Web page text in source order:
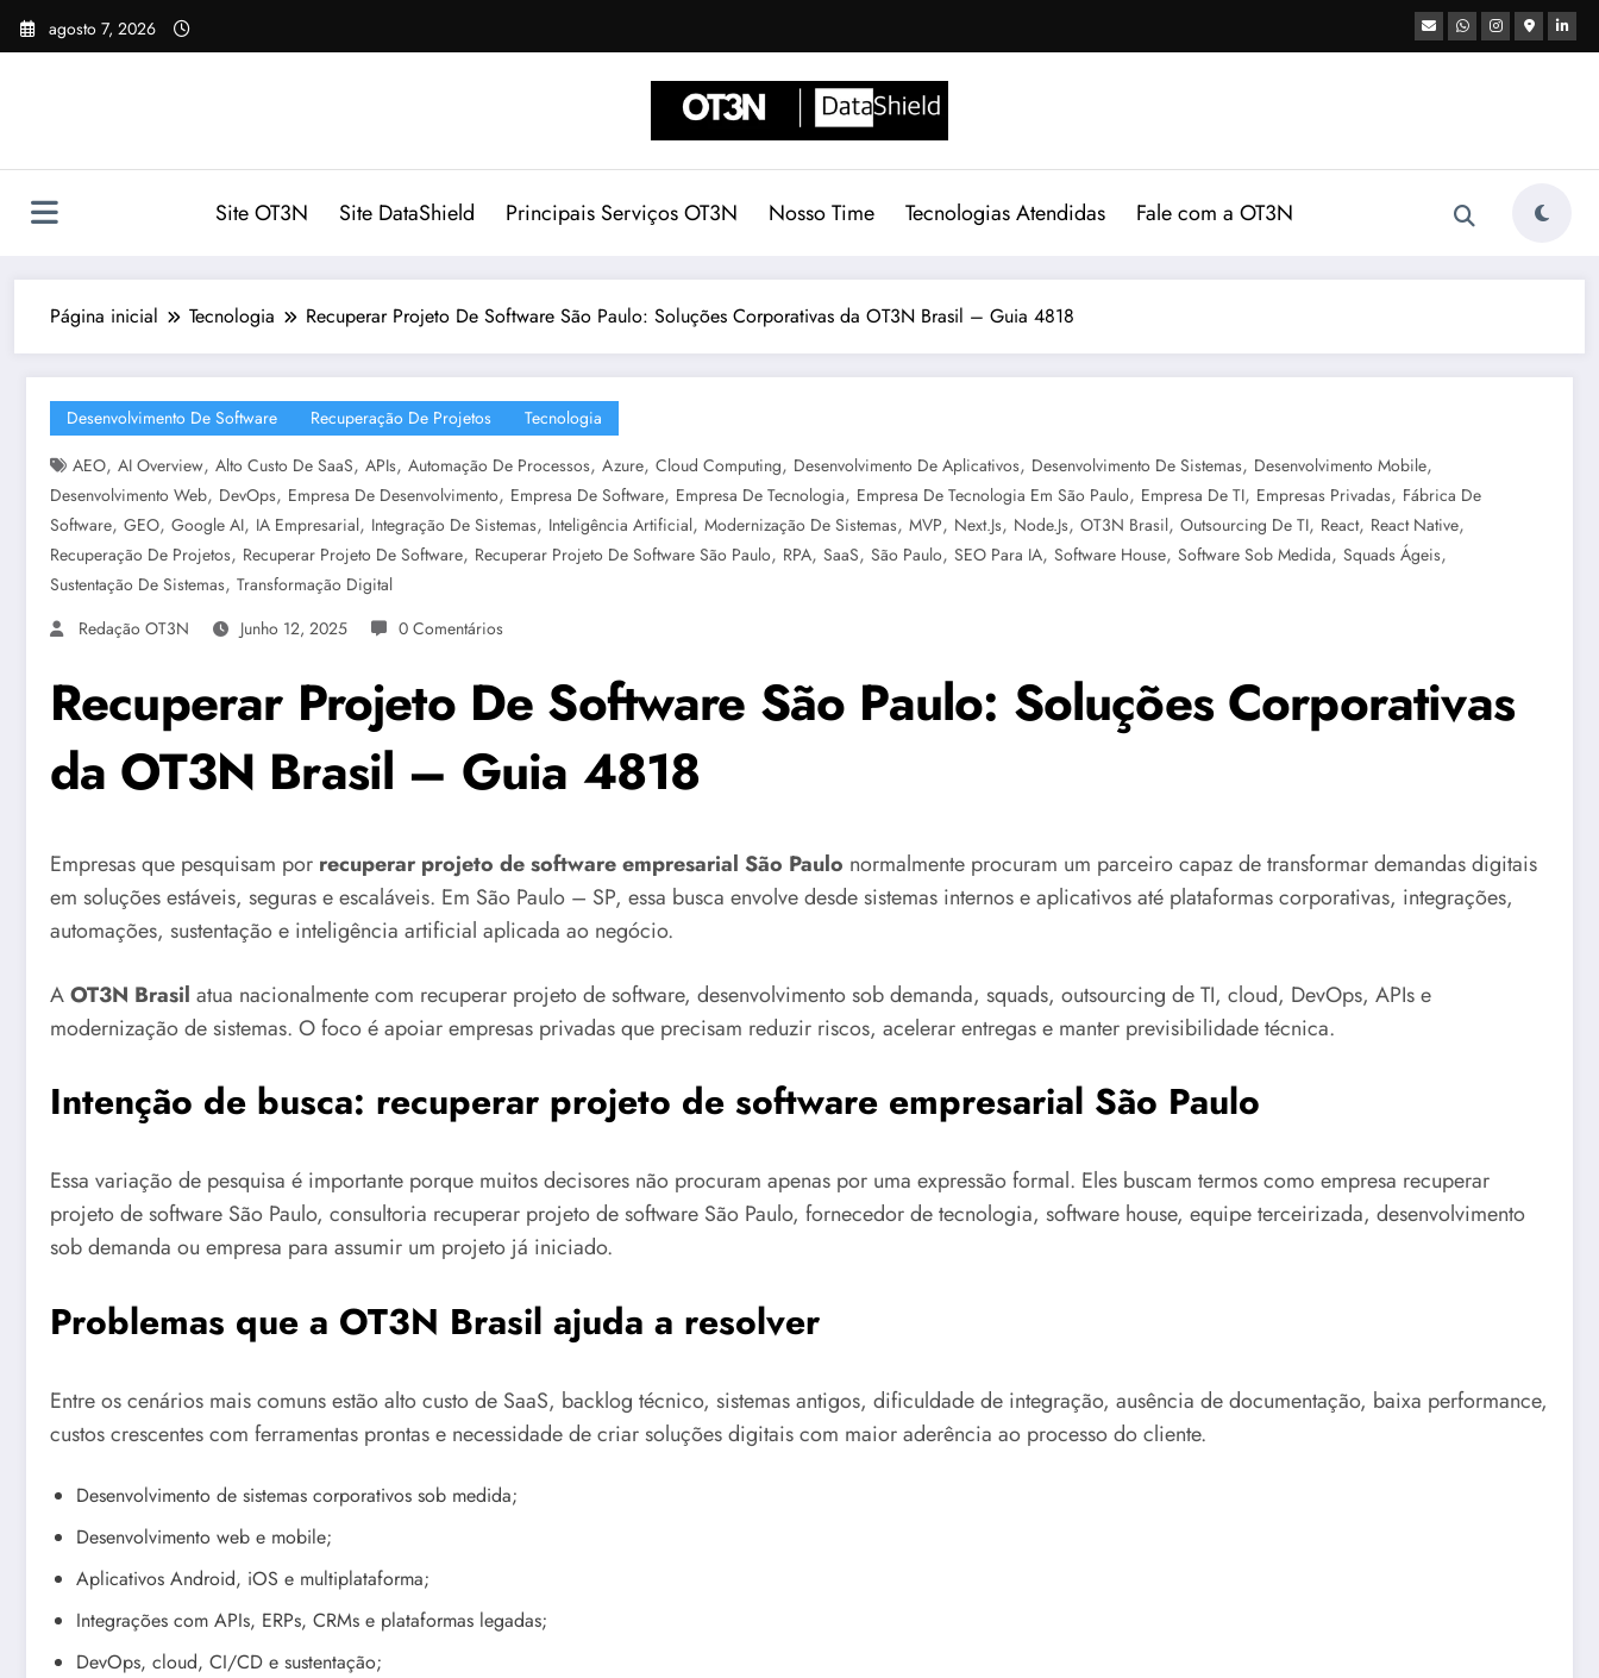
Pular
para
agosto 7, 2026
Site OT3N Site DataShield Principais Serviços OT3N Nosso Time Tecnologias Atendidas Fale com a OT3N
Página inicial Tecnologia Recuperar Projeto De Software São Paulo: Soluções Corporativas da OT3N Brasil – Guia 4818
Desenvolvimento De Software Recuperação De Projetos
Tecnologia
AEO, AI Overview, Alto Custo De SaaS, APIs, Automação De Processos, Azure, Cloud Computing, Desenvolvimento De Aplicativos, Desenvolvimento De Sistemas, Desenvolvimento Mobile,
Desenvolvimento Web, DevOps, Empresa De Desenvolvimento, Empresa De Software, Empresa De Tecnologia, Empresa De Tecnologia Em São Paulo, Empresa De TI, Empresas Privadas, Fábrica De
Software, GEO, Google AI, IA Empresarial, Integração De Sistemas, Inteligência Artificial, Modernização De Sistemas, MVP, Next.js, Node.js, OT3N Brasil, Outsourcing De TI, React, React Native,
Recuperação De Projetos, Recuperar Projeto De Software, Recuperar Projeto De Software São Paulo, RPA, SaaS, São Paulo, SEO Para IA, Software House, Software Sob Medida, Squads Ágeis,
Sustentação De Sistemas, Transformação Digital
Redação OT3N
Junho 12, 2025 0 Comentários
Recuperar Projeto De Software São Paulo: Soluções Corporativas
da OT3N Brasil – Guia 4818
Empresas que pesquisam por recuperar projeto de software empresarial São Paulo normalmente procuram um parceiro capaz de transformar demandas digitais
em soluções estáveis, seguras e escaláveis. Em São Paulo – SP, essa busca envolve desde sistemas internos e aplicativos até plataformas corporativas, integrações,
automações, sustentação e inteligência artificial aplicada ao negócio.
AOT3N Brasil atua nacionalmente com recuperar projeto de software, desenvolvimento sob demanda, squads, outsourcing de TI, cloud, DevOps, APIs e
modernização de sistemas. O foco é apoiar empresas privadas que precisam reduzir riscos, acelerar entregas e manter previsibilidade técnica.
Intenção de busca: recuperar projeto de software empresarial São Paulo
Essa variação de pesquisa é importante porque muitos decisores não procuram apenas por uma expressão formal. Eles buscam termos como empresa recuperar
projeto de software São Paulo, consultoria recuperar projeto de software São Paulo, fornecedor de tecnologia, software house, equipe terceirizada, desenvolvimento
sob demanda ou empresa para assumir um projeto já iniciado.
Problemas que a OT3N Brasil ajuda a resolver
Entre os cenários mais comuns estão alto custo de SaaS, backlog técnico, sistemas antigos, dificuldade de integração, ausência de documentação, baixa performance,
custos crescentes com ferramentas prontas e necessidade de criar soluções digitais com maior aderência ao processo do cliente.
Desenvolvimento de sistemas corporativos sob medida;
Desenvolvimento web e mobile;
Aplicativos Android, iOS e multiplataforma;
Integrações com APIs, ERPs, CRMs e plataformas legadas;
DevOps, cloud, CI/CD e sustentação;